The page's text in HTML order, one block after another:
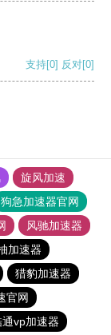
支持[0] 反对[0]
旋风加速
狗急加速器官网
风驰加速器
加速器
猎豹加速器
官网
通vp加速器